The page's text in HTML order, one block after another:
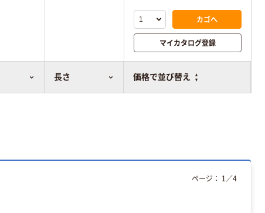
長さ 価格で並び替え
カゴへ
マイカタログ登録
ページ： 1 ／4